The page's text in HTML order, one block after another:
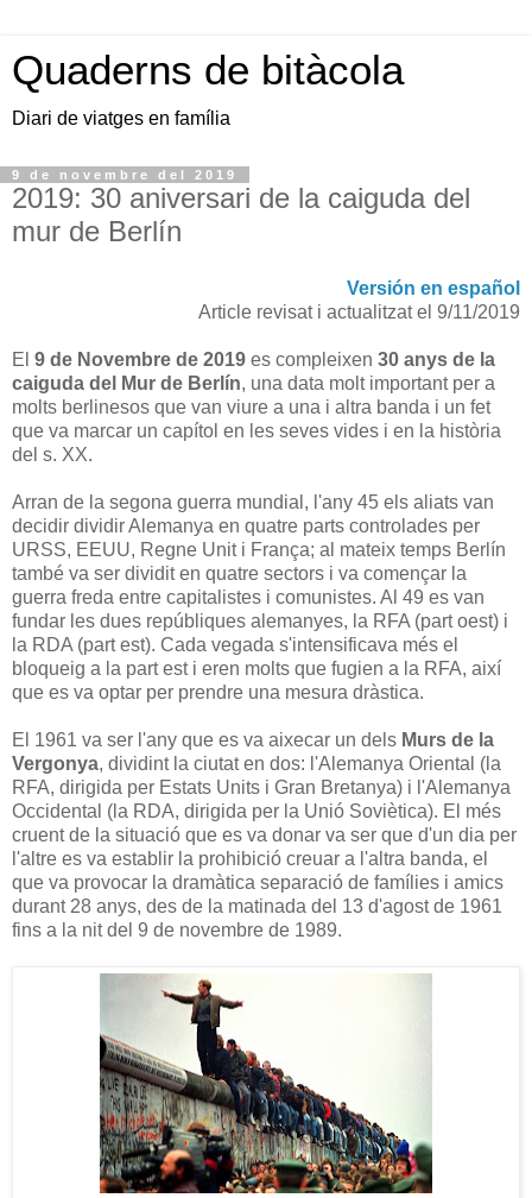
Quaderns de bitàcola
Diari de viatges en família
9 de novembre del 2019
2019: 30 aniversari de la caiguda del
mur de Berlín
Versión en español
Article revisat i actualitzat el 9/11/2019
El 9 de Novembre de 2019 es compleixen 30 anys de la
caiguda del Mur de Berlín, una data molt important per a
molts berlinesos que van viure a una i altra banda i un fet
que va marcar un capítol en les seves vides i en la història
del s. XX.
Arran de la segona guerra mundial, l'any 45 els aliats van
decidir dividir Alemanya en quatre parts controlades per
URSS, EEUU, Regne Unit i França; al mateix temps Berlín
també va ser dividit en quatre sectors i va començar la
guerra freda entre capitalistes i comunistes. Al 49 es van
fundar les dues repúbliques alemanyes, la RFA (part oest) i
la RDA (part est). Cada vegada s'intensificava més el
bloqueig a la part est i eren molts que fugien a la RFA, així
que es va optar per prendre una mesura dràstica.
El 1961 va ser l'any que es va aixecar un dels Murs de la
Vergonya, dividint la ciutat en dos: l'Alemanya Oriental (la
RFA, dirigida per Estats Units i Gran Bretanya) i l'Alemanya
Occidental (la RDA, dirigida per la Unió Soviètica). El més
cruent de la situació que es va donar va ser que d'un dia per
l'altre es va establir la prohibició creuar a l'altra banda, el
que va provocar la dramàtica separació de famílies i amics
durant 28 anys, des de la matinada del 13 d'agost de 1961
fins a la nit del 9 de novembre de 1989.